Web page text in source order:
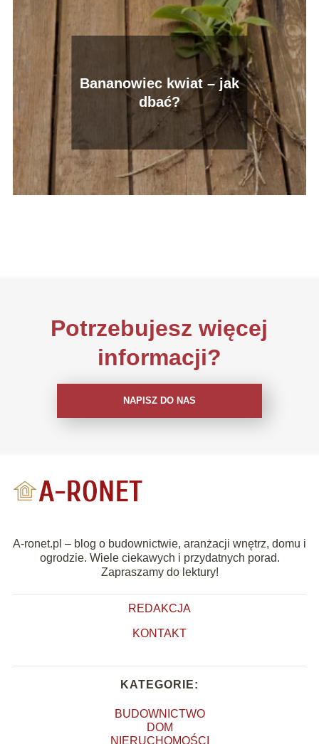
Bananowiec kwiat – jak
dbać?
Potrzebujesz więcej
informacji?
NAPISZ DO NAS
A-ronet.pl – blog o budownictwie, aranżacji wnętrz, domu i
ogrodzie. Wiele ciekawych i przydatnych porad.
Zapraszamy do lektury!
REDAKCJA
KONTAKT
KATEGORIE:
BUDOWNICTWO
DOM
NIERUCHOMOŚCI